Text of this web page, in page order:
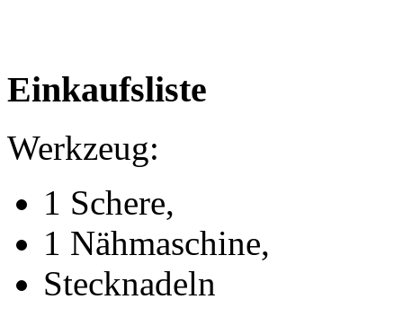
Einkaufsliste
Werkzeug:
1 Schere,
1 Nähmaschine,
Stecknadeln